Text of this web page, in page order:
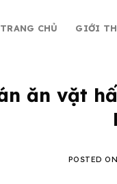
TRANG CHỦ GIỚI
ăn vặt
POSTED